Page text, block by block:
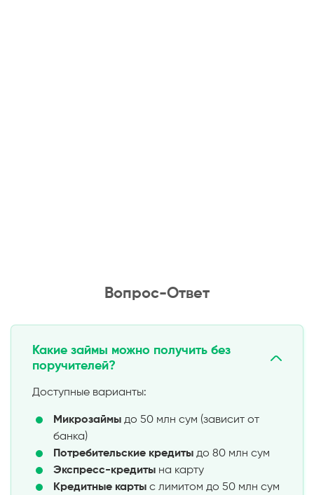
Вопрос-Ответ
Какие займы можно получить без
поручителей?
Доступные варианты:
Микрозаймы до 50 млн сум (зависит от
банка)
Потребительские кредиты до 80 млн сум
Экспресс-кредиты на карту
Кредитные карты с лимитом до 50 млн сум